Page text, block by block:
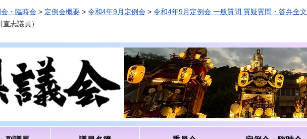
・臨時会 > 定例会概要 > 令和4年9月定例会 > 令和4年9月定例会 一般質問 質疑質問・答弁全文
志議員）